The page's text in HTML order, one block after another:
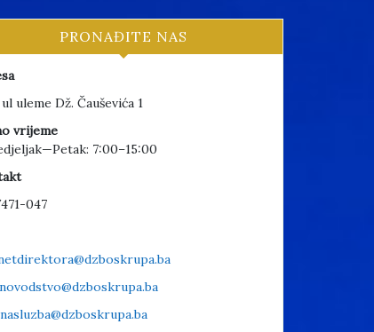
PRONAĐITE NAS
uleme Dž. Čauševića 1
vrijeme
7:00–15:00
047